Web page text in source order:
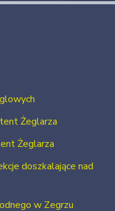
Żeglarza
Żeglarza
doszkalające nad
w Zegrzu